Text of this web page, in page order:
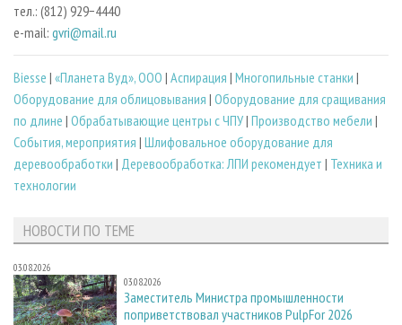
тел.: (812) 929−4440
e-mail: gvri@mail.ru
Biesse | «Планета Вуд», ООО | Аспирация | Многопильные станки |
Оборудование для облицовывания | Оборудование для сращивания
по длине | Обрабатывающие центры с ЧПУ| Производство мебели |
События, мероприятия | Шлифовальное оборудование для
деревообработки | Деревообработка: ЛПИ рекомендует | Техника и
технологии
НОВОСТИ ПО ТЕМЕ
03.08.2026
03.08.2026
Заместитель Министра промышленности
поприветствовал участников PulpFor 2026